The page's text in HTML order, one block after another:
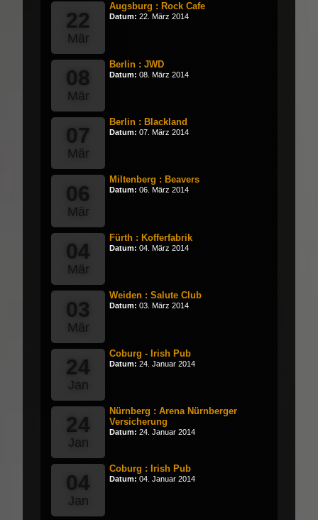
22
Mär
Augsburg : Rock Cafe
Datum: 22. März 2014
08
Mär
Berlin : JWD
Datum: 08. März 2014
07
Mär
Berlin : Blackland
Datum: 07. März 2014
06
Mär
Miltenberg : Beavers
Datum: 06. März 2014
04
Mär
Fürth : Kofferfabrik
Datum: 04. März 2014
03
Mär
Weiden : Salute Club
Datum: 03. März 2014
24
Jan
Coburg - Irish Pub
Datum: 24. Januar 2014
24
Jan
Nürnberg : Arena Nürnberger
Versicherung
Datum: 24. Januar 2014
04
Jan
Coburg : Irish Pub
Datum: 04. Januar 2014